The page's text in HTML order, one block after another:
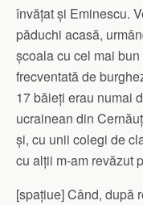
învățat și Eminescu.
păduchi acasă,
școala cu cel mai
frecventată de
17 băieți erau numai
ucrainean din
și, cu unii colegi de
cu alții m-am revăzut
[spațiue] Când, după